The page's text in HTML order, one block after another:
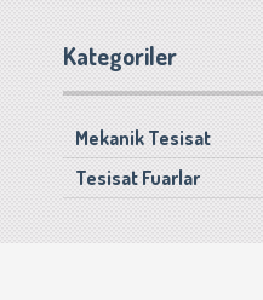
Kategoriler
Mekanik Tesisat
Tesisat Fuarlar